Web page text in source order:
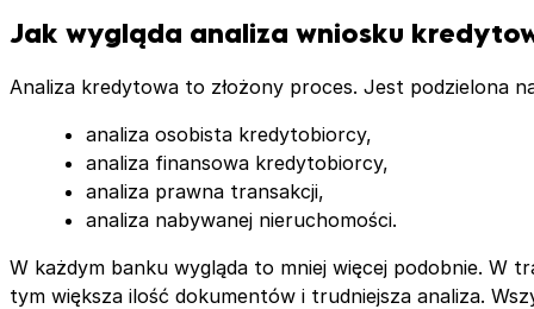
Jak wygląda analiza wniosku
Analiza kredytowa to złożony proces. Jest podzielona
analiza osobista kredytobiorcy,
analiza finansowa kredytobiorcy,
analiza prawna transakcji,
analiza nabywanej nieruchomości.
W każdym banku wygląda to mniej więcej podobnie. W
tym większa ilość dokumentów i trudniejsza analiza.